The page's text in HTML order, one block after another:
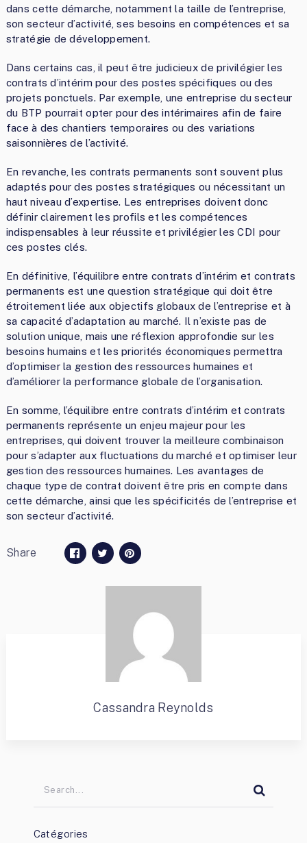
dans cette démarche, notamment la taille de l’entreprise,
son secteur d’activité, ses besoins en compétences et sa
stratégie de développement.
Dans certains cas, il peut être judicieux de privilégier les
contrats d’intérim pour des postes spécifiques ou des
projets ponctuels. Par exemple, une entreprise du secteur
du BTP pourrait opter pour des intérimaires afin de faire
face à des chantiers temporaires ou des variations
saisonnières de l’activité.
En revanche, les contrats permanents sont souvent plus
adaptés pour des postes stratégiques ou nécessitant un
haut niveau d’expertise. Les entreprises doivent donc
définir clairement les profils et les compétences
indispensables à leur réussite et privilégier les CDI pour
ces postes clés.
En définitive, l’équilibre entre contrats d’intérim et contrats
permanents est une question stratégique qui doit être
étroitement liée aux objectifs globaux de l’entreprise et à
sa capacité d’adaptation au marché. Il n’existe pas de
solution unique, mais une réflexion approfondie sur les
besoins humains et les priorités économiques permettra
d’optimiser la gestion des ressources humaines et
d’améliorer la performance globale de l’organisation.
En somme, l’équilibre entre contrats d’intérim et contrats
permanents représente un enjeu majeur pour les
entreprises, qui doivent trouver la meilleure combinaison
pour s’adapter aux fluctuations du marché et optimiser leur
gestion des ressources humaines. Les avantages de
chaque type de contrat doivent être pris en compte dans
cette démarche, ainsi que les spécificités de l’entreprise et
son secteur d’activité.
Share
Cassandra Reynolds
Catégories